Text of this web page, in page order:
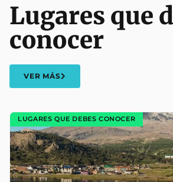
Lugares que
conocer
VER MÁS
LUGARES QUE DEBES CONOCER